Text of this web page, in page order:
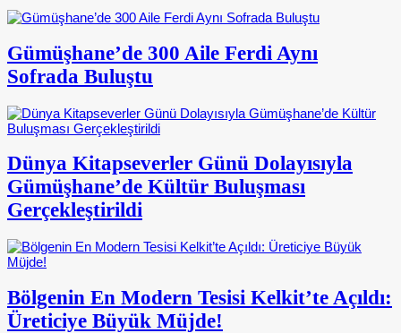
Gümüşhane’de 300 Aile Ferdi Aynı
Sofrada Buluştu
Dünya Kitapseverler Günü Dolayısıyla
Gümüşhane’de Kültür Buluşması
Gerçekleştirildi
Bölgenin En Modern Tesisi Kelkit’te Açıldı:
Üreticiye Büyük Müjde!